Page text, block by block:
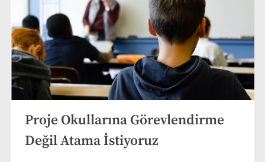
Proje Okullarına Görevlendirme
Değil Atama İstiyoruz